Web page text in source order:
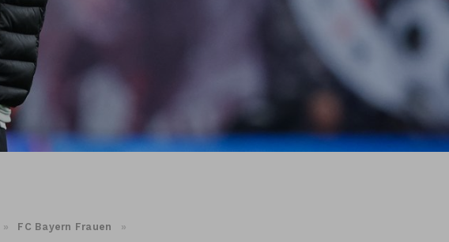
» FC Bayern Frauen »